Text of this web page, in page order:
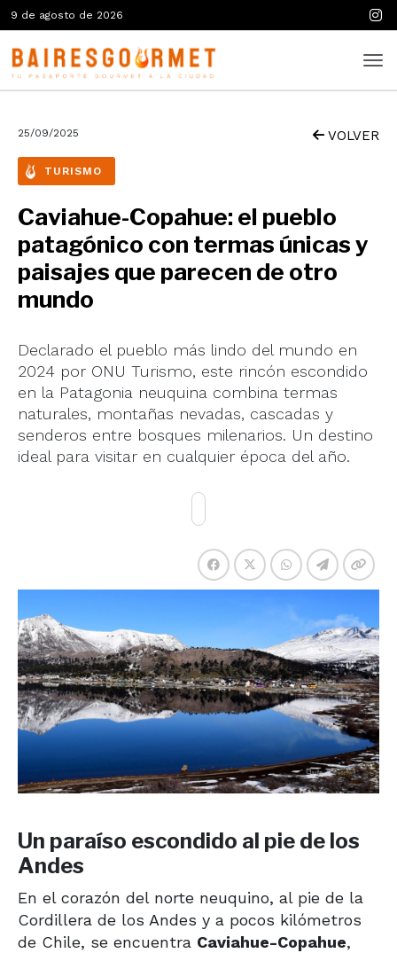
9 de agosto de 2026
25/09/2025 VOLVER
TURISMO
Caviahue-Copahue: el pueblo
patagónico con termas únicas y
paisajes que parecen de otro
mundo
Declarado el pueblo más lindo del mundo en
2024 por ONU Turismo, este rincón escondido
en la Patagonia neuquina combina termas
naturales, montañas nevadas, cascadas y
senderos entre bosques milenarios. Un destino
ideal para visitar en cualquier época del año.
Un paraíso escondido al pie de los
Andes
En el corazón del norte neuquino, al pie de la
Cordillera de los Andes y a pocos kilómetros
de Chile, se encuentra Caviahue-Copahue,